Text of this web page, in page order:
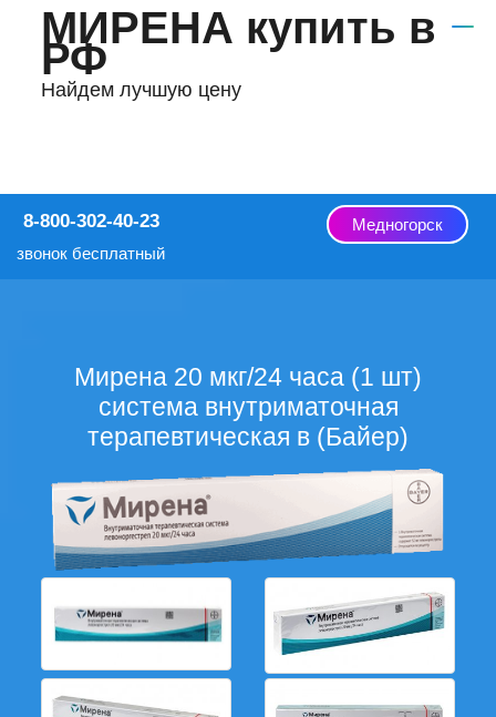
МИРЕНА купить в
РФ
Найдем лучшую цену
8-800-302-40-23
звонок бесплатный
Медногорск
Мирена 20 мкг/24 часа (1 шт)
система внутриматочная
терапевтическая в (Байер)